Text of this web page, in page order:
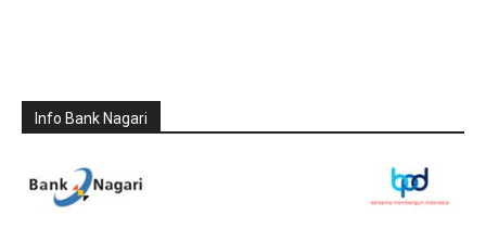
Info Bank Nagari